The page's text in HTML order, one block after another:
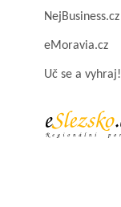
NejBusiness.cz
eMoravia.cz
Uč se a vyhraj!